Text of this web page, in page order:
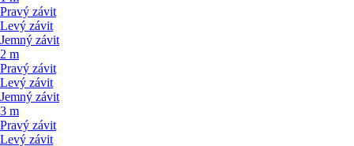
Pravý závit
Levý závit
Jemný závit
2 m
Pravý závit
Levý závit
Jemný závit
3 m
Pravý závit
Levý závit